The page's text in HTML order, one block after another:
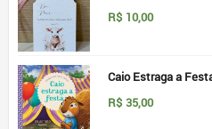
R$ 10,00
Caio Estraga a
R$ 35,00